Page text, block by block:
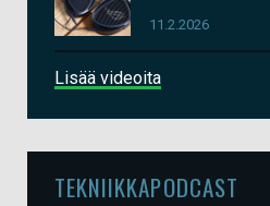
11.2.2026
Lisää videoita
TEKNIIKKAPODCAST